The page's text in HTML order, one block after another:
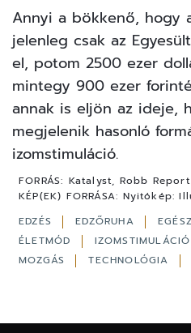
Annyi a bökkenő, hogy
jelenleg csak az
el, potom 2500 ezer
mintegy 900 ezer
annak is eljön az ideje,
megjelenik hasonló
izomstimuláció.
FORRÁS: Katalyst, Robb Report
KÉP(EK) FORRÁSA: Nyitókép:
EDZÉS
EDZŐRUHA
ÉLETMÓD
IZOMSTIMULÁCIÓ
MOZGÁS
TECHNOLÓGIA